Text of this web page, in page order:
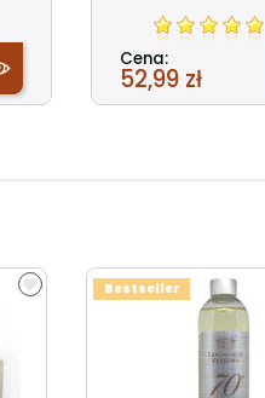
Cena:
52,99 zł
Bestseller